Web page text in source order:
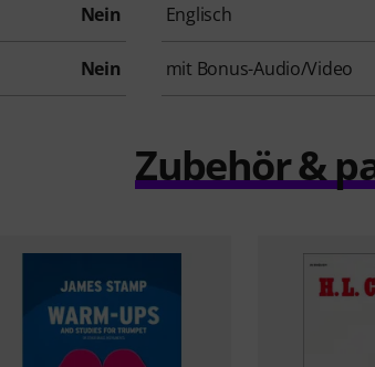
Nein Englisch
Nein mit Bonus-Audio/Video
Zubehör &